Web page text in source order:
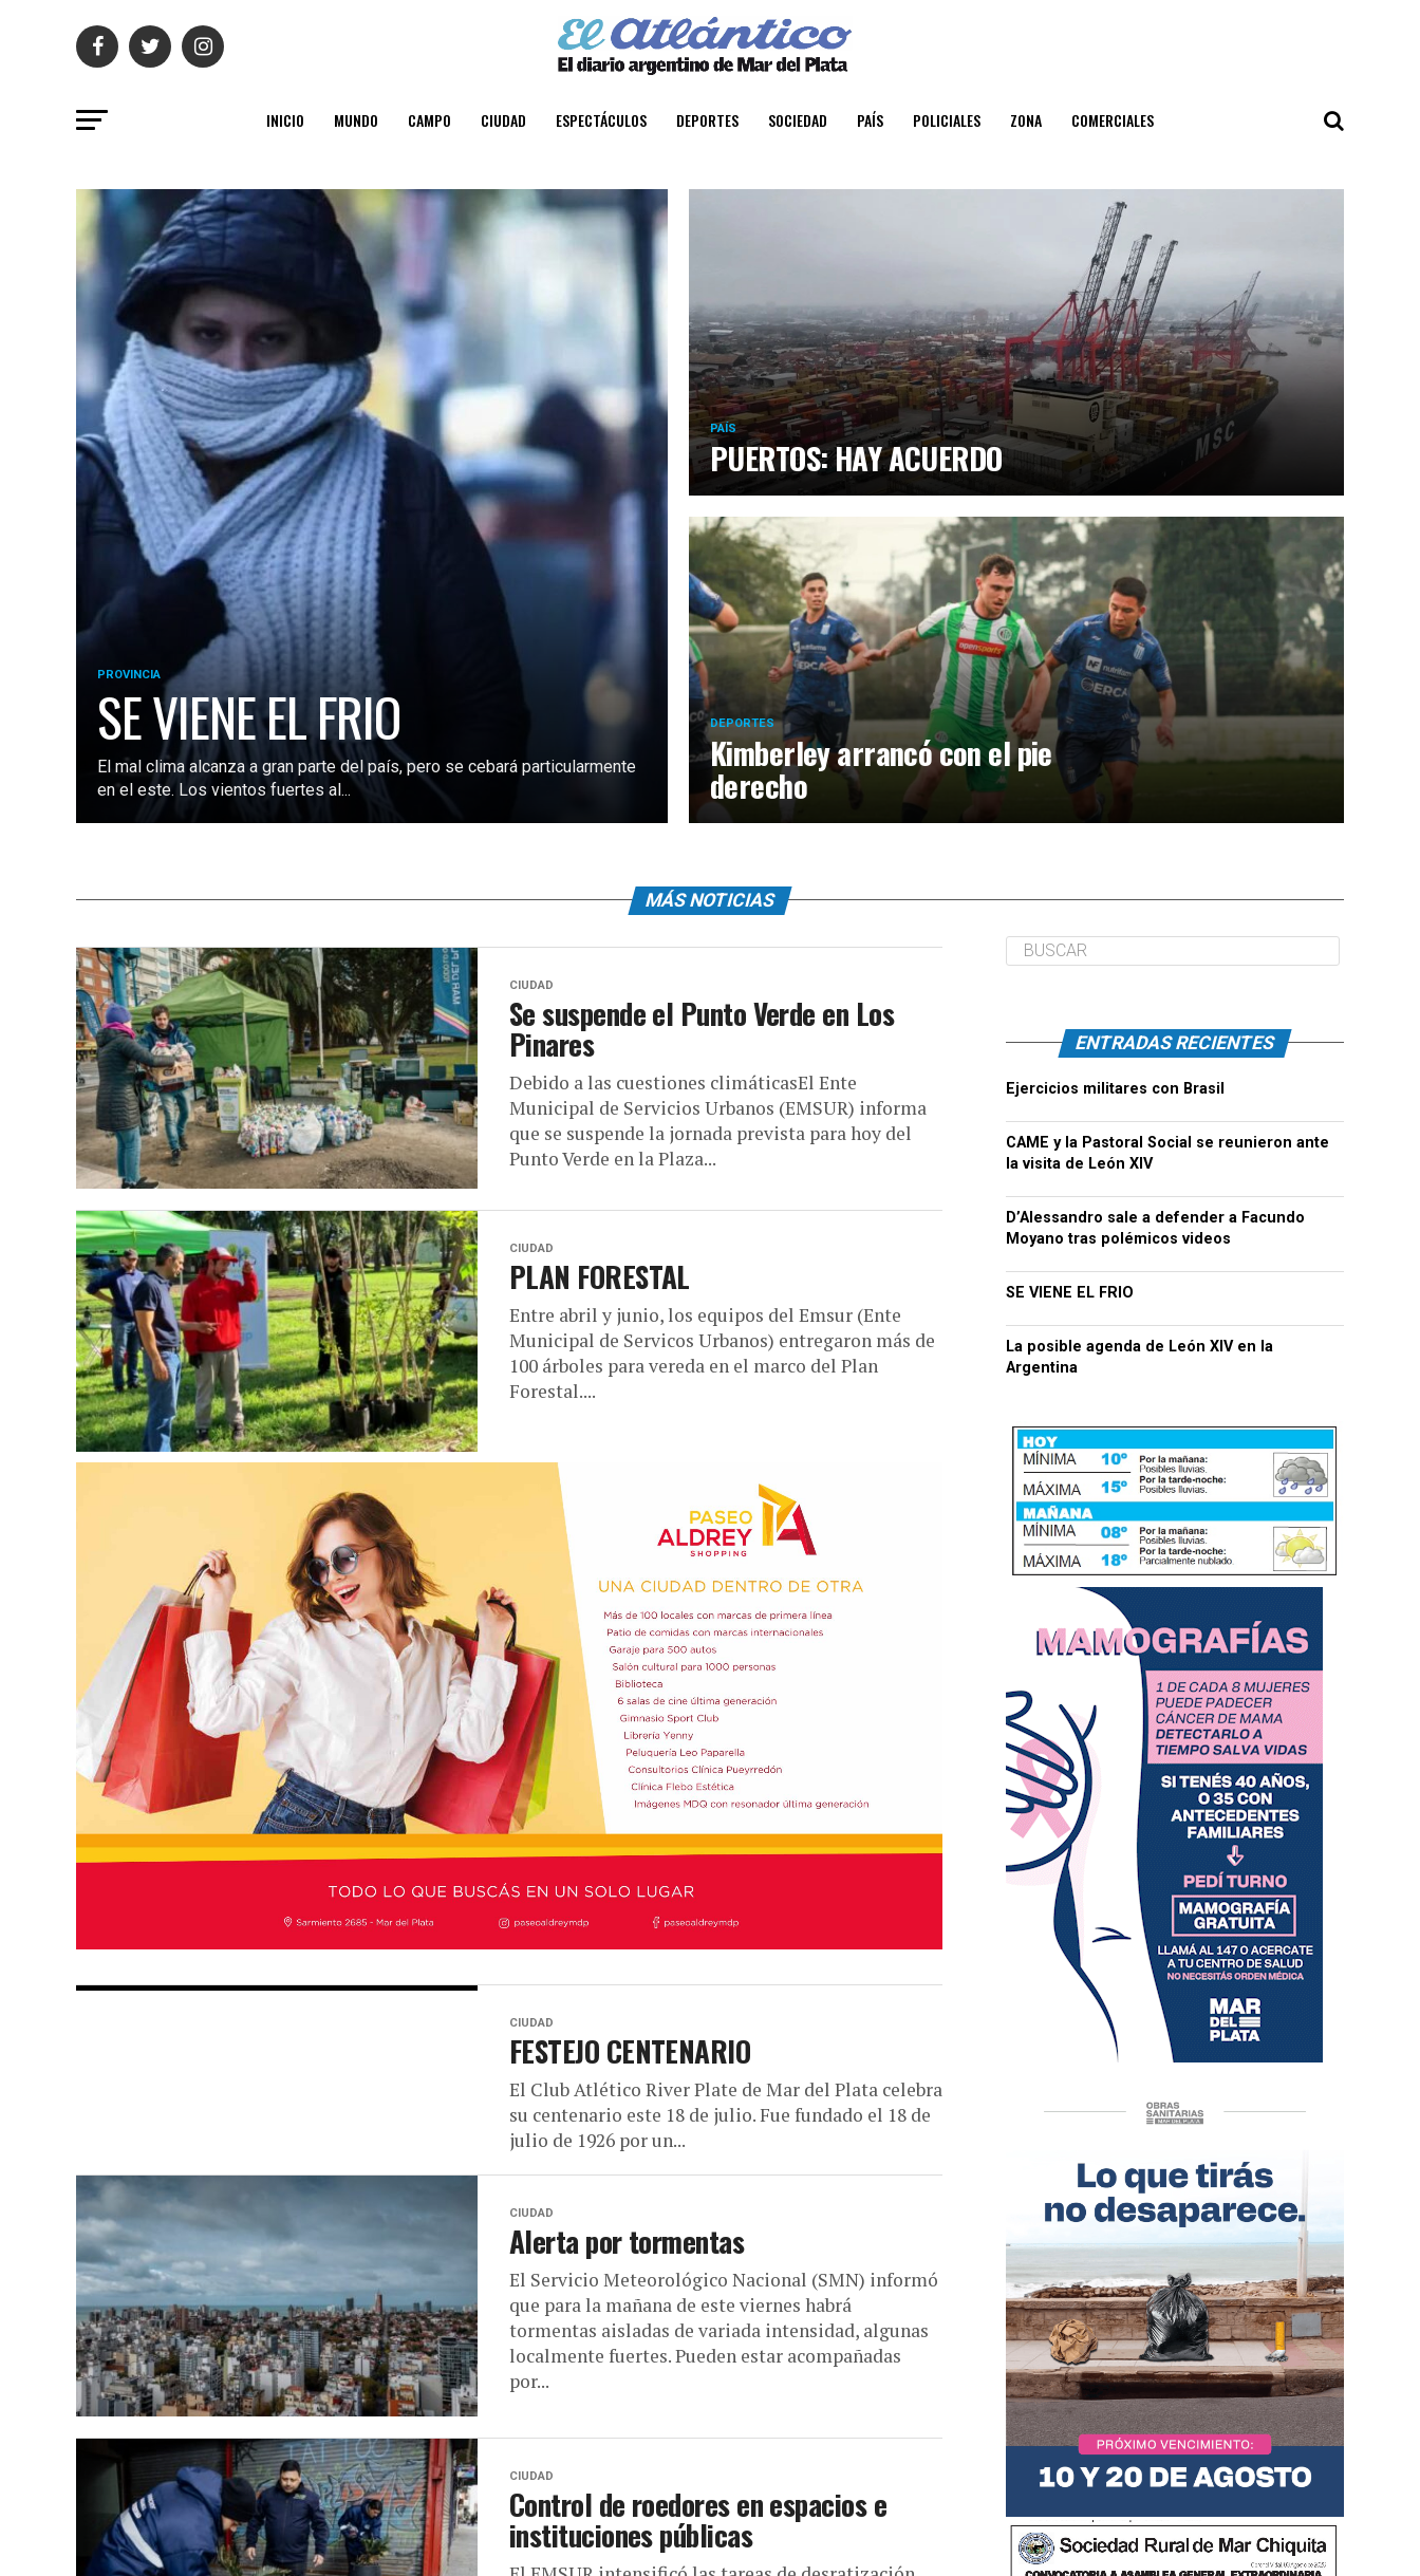
INICIO MUNDO CAMPO CIUDAD ESPECTÁCULOS DEPORTES SOCIEDAD PAÍS POLICIALES ZONA COMERCIALES
PROVINCIA
SE VIENE EL FRIO
El mal clima alcanza a gran parte del país, pero se cebará particularmente
en el este. Los vientos fuertes al...
PAÍS
PUERTOS: HAY ACUERDO
DEPORTES
Kimberley arrancó con el pie
derecho
MÁS NOTICIAS
CIUDAD
Se suspende el Punto Verde en Los
Pinares
Debido a las cuestiones climáticasEl Ente
Municipal de Servicios Urbanos (EMSUR) informa
que se suspende la jornada prevista para hoy del
Punto Verde en la Plaza...
CIUDAD
PLAN FORESTAL
Entre abril y junio, los equipos del Emsur (Ente
Municipal de Servicos Urbanos) entregaron más de
100 árboles para vereda en el marco del Plan
Forestal....
CIUDAD
FESTEJO CENTENARIO
El Club Atlético River Plate de Mar del Plata celebra
su centenario este 18 de julio. Fue fundado el 18 de
julio de 1926 por un...
CIUDAD
Alerta por tormentas
El Servicio Meteorológico Nacional (SMN) informó
que para la mañana de este viernes habrá
tormentas aisladas de variada intensidad, algunas
localmente fuertes. Pueden estar acompañadas
por...
CIUDAD
Control de roedores en espacios e
instituciones públicas
ENTRADAS RECIENTES
Ejercicios militares con Brasil
CAME y la Pastoral Social se reunieron ante
la visita de León XIV
D’Alessandro sale a defender a Facundo
Moyano tras polémicos videos
SE VIENE EL FRIO
La posible agenda de León XIV en la
Argentina